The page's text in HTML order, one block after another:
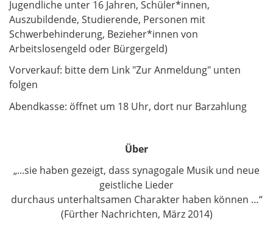
Jugendliche unter 16 Jahren, Schüler*innen,
Auszubildende, Studierende, Personen mit
Schwerbehinderung, Bezieher*innen von
Arbeitslosengeld oder Bürgergeld)
Vorverkauf: bitte dem Link "Zur Anmeldung" unten
folgen
Abendkasse: öffnet um 18 Uhr, dort nur Barzahlung
Über
„...sie haben gezeigt, dass synagogale Musik und neue
geistliche Lieder
durchaus unterhaltsamen Charakter haben können …“
​​​​​​​(Fürther Nachrichten, März 2014)